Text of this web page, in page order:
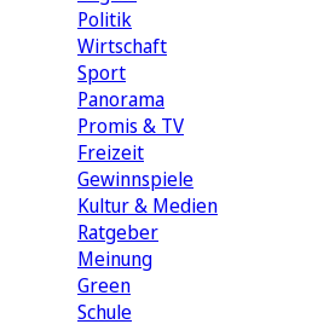
Politik
Wirtschaft
Sport
Panorama
Promis & TV
Freizeit
Gewinnspiele
Kultur & Medien
Ratgeber
Meinung
Green
Schule